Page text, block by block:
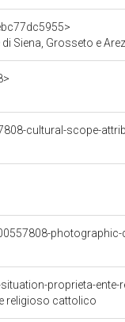
Siena, Grosseto e
cultural-scope-
photographic-
proprieta-ente-
religioso cattolico